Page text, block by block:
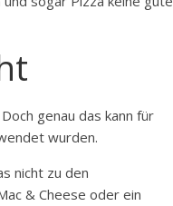
genau das kann für
wurden.
nicht zu den
& Cheese oder ein